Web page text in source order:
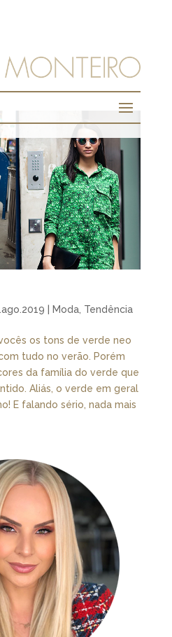
Moda, Tendência
os tons de verde neo
tudo no verão. Porém
da família do verde que
Aliás, o verde em geral
E falando sério, nada mais